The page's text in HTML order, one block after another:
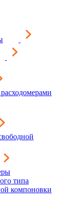
типа
компоновки